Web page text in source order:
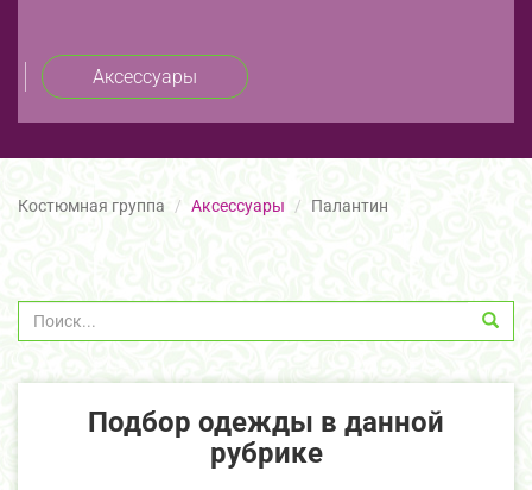
Аксессуары
Костюмная группа Аксессуары Палантин
Подбор одежды в данной
рубрике